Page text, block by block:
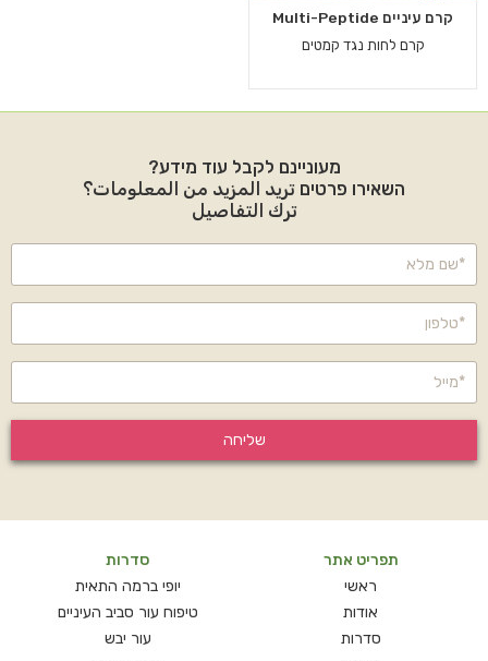
קרם עיניים Multi-Peptide
קרם לחות נגד קמטים
מעוניינם לקבל עוד מידע?
השאירו פרטים تريد المزيد من المعلومات؟
ترك التفاصيل
שליחה
תפריט אתר
ראשי
אודות
סדרות
סדרות
יופי ברמה התאית
טיפוח עור סביב העיניים
עור יבש